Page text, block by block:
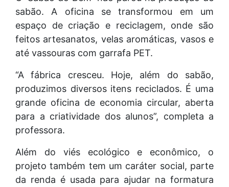
sabão. A oficina se transformou em um
espaço de criação e reciclagem, onde são
feitos artesanatos, velas aromáticas, vasos e
até vassouras com garrafa PET.
“A fábrica cresceu. Hoje, além do sabão,
produzimos diversos itens reciclados. É uma
grande oficina de economia circular, aberta
para a criatividade dos alunos”, completa a
professora.
Além do viés ecológico e econômico, o
projeto também tem um caráter social, parte
da renda é usada para ajudar na formatura